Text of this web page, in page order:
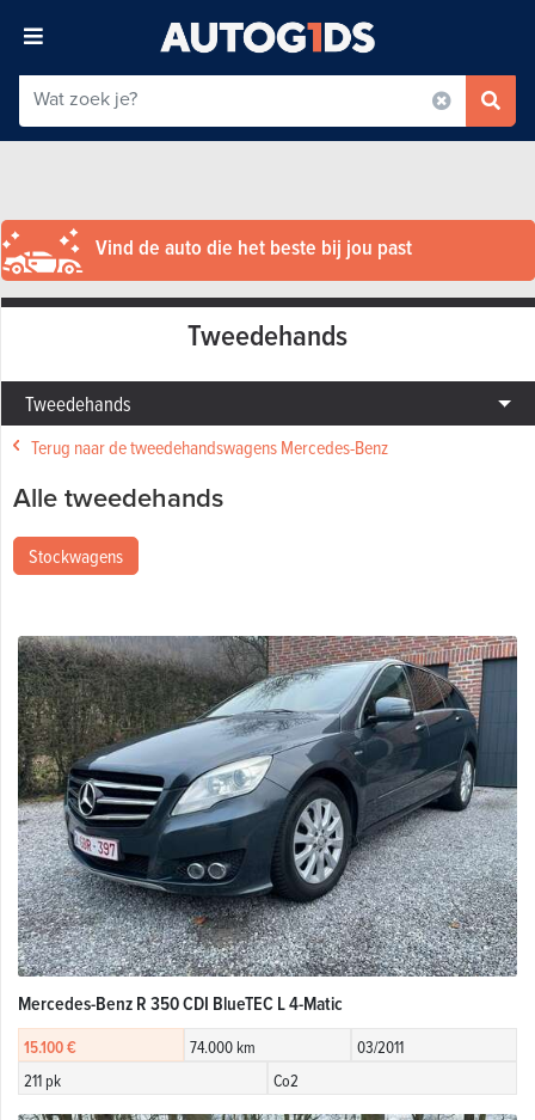
Vind de auto die het beste bij jou past
Tweedehands
Tweedehands
Terug naar de tweedehandswagens Mercedes-Benz
Alle tweedehands
Stockwagens
Mercedes-Benz R 350 CDI BlueTEC L 4-Matic
15.100 € 74.000 km
03/2011
211 pk
Co2